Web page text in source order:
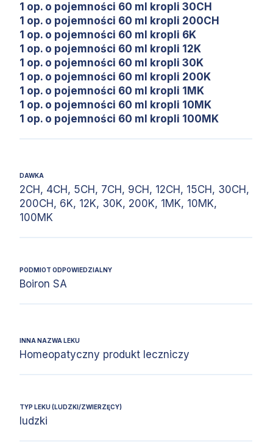
1 op. o pojemności 60 ml kropli 30CH
1 op. o pojemności 60 ml kropli 200CH
1 op. o pojemności 60 ml kropli 6K
1 op. o pojemności 60 ml kropli 12K
1 op. o pojemności 60 ml kropli 30K
1 op. o pojemności 60 ml kropli 200K
1 op. o pojemności 60 ml kropli 1MK
1 op. o pojemności 60 ml kropli 10MK
1 op. o pojemności 60 ml kropli 100MK
DAWKA
2CH, 4CH, 5CH, 7CH, 9CH, 12CH, 15CH, 30CH,
200CH, 6K, 12K, 30K, 200K, 1MK, 10MK,
100MK
PODMIOT ODPOWIEDZIALNY
Boiron SA
INNA NAZWA LEKU
Homeopatyczny produkt leczniczy
TYP LEKU (LUDZKI/ZWIERZĘCY)
ludzki